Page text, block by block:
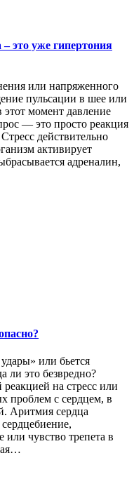
это уже гипертония
или напряженного
пульсации в шее или
этот момент давление
— это просто реакция
действительно
активирует
адреналин,
или бьется
ли это безвредно?
на стресс или
проблем с сердцем, в
Аритмия сердца
чувство трепета в